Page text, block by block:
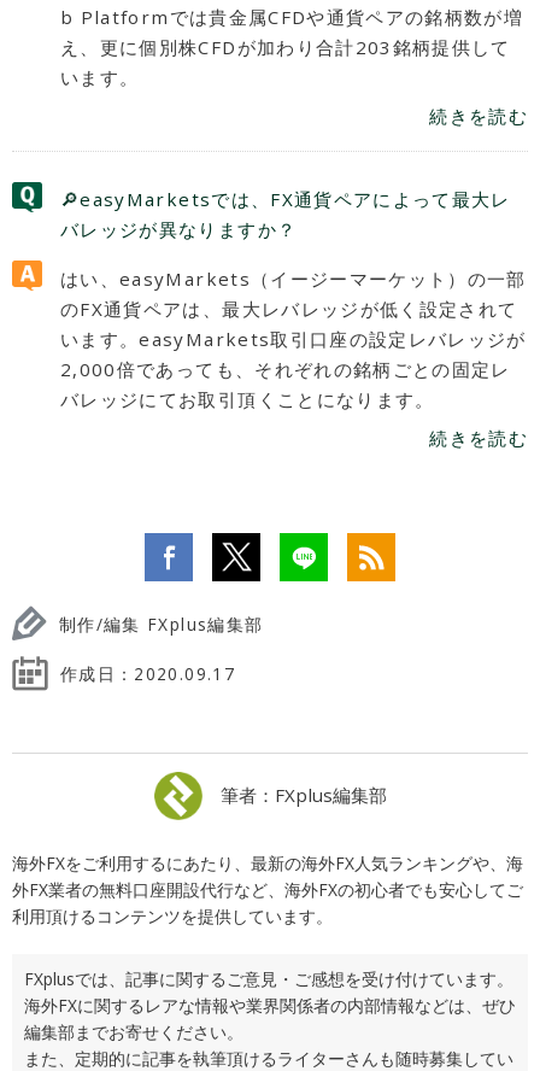
b Platformでは貴金属CFDや通貨ペアの銘柄数が増
え、更に個別株CFDが加わり合計203銘柄提供して
います。
続きを読む
🔎easyMarketsでは、FX通貨ペアによって最大レ
バレッジが異なりますか？
はい、easyMarkets（イージーマーケット）の一部
のFX通貨ペアは、最大レバレッジが低く設定されて
います。easyMarkets取引口座の設定レバレッジが
2,000倍であっても、それぞれの銘柄ごとの固定レ
バレッジにてお取引頂くことになります。
続きを読む
制作/編集 FXplus編集部
作成日： 2020.09.17
筆者：FXplus編集部
海外FXをご利用するにあたり、最新の海外FX人気ランキングや、海
外FX業者の無料口座開設代行など、海外FXの初心者でも安心してご
利用頂けるコンテンツを提供しています。
FXplusでは、記事に関するご意見・ご感想を受け付けています。
海外FXに関するレアな情報や業界関係者の内部情報などは、ぜひ
編集部までお寄せください。
また、定期的に記事を執筆頂けるライターさんも随時募集してい